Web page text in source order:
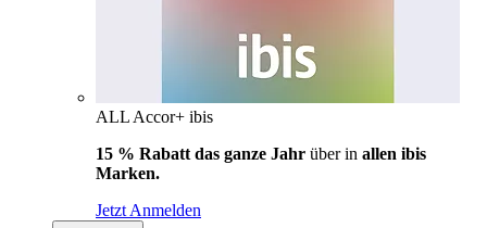
ALL Accor+ ibis
15 % Rabatt das ganze Jahr über in allen ibis
Marken.
Jetzt Anmelden